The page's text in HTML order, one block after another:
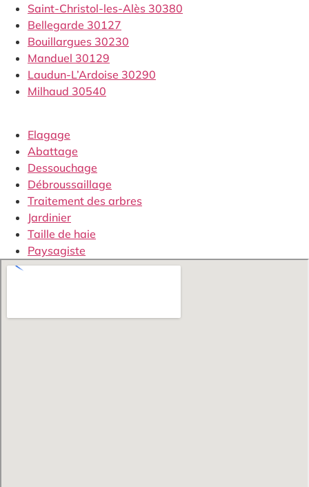
Saint-Christol-les-Alès 30380
Bellegarde 30127
Bouillargues 30230
Manduel 30129
Laudun-L’Ardoise 30290
Milhaud 30540
Elagage
Abattage
Dessouchage
Débroussaillage
Traitement des arbres
Jardinier
Taille de haie
Paysagiste